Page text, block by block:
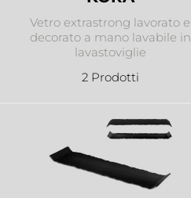
Vetro extrastrong lavorato e
decorato a mano lavabile in
lavastoviglie
2 Prodotti